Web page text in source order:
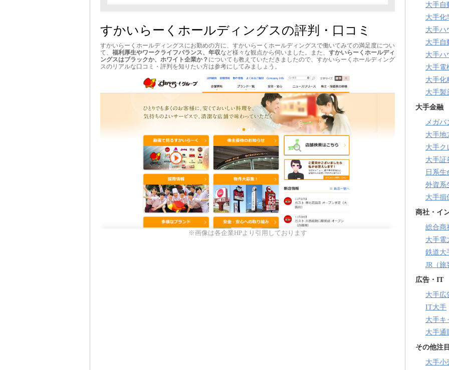
すかいらーくホールディングスの評判・口コミ
すかいらーくホールディングスにお勤めの方に、すかいらーくホールディングスで働いてみての満足度につい
て、 福利厚生やワークライフバランス、年収など様々な観点から伺いました。また、 すかいらーくホールディ
ングスはブラックか、ホワイト企業か？ についても教えていただきましたので、すかいらーくホールディング
スのリアルな口コミ・評判を知りたい方は参考にしてみましょう。
※画像は各企業HPより引用しております
大手自
大手化
大手ハ
大手自
大手ハ
大手電
大手化
大手製
大手金融
メガバ
大手地
大手ク
大手証
日系生
外資系
大手損
商社・イ
総合商
大手電
鉄道大
JR（旅
広告・IT
大手広
IT大手
大手キ
大手通
その他注
大手小